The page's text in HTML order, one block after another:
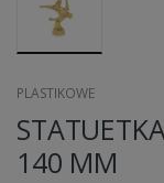
PLASTIKOWE
140 MM